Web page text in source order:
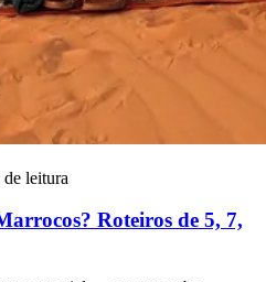
leitura
Roteiros de 5, 7,